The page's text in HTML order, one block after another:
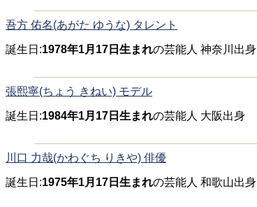
吾方 佑名(あがた ゆうな) タレント
誕生日:1978年1月17日生まれの芸能人 神奈川出身
張熙寧(ちょう きねい) モデル
誕生日:1984年1月17日生まれの芸能人 大阪出身
川口 力哉(かわぐち りきや) 俳優
誕生日:1975年1月17日生まれの芸能人 和歌山出身